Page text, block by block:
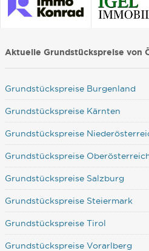
Aktuelle Grundstückspreise von
Grundstückspreise Burgenland
Grundstückspreise Kärnten
Grundstückspreise
Grundstückspreise
Grundstückspreise Salzburg
Grundstückspreise Steiermark
Grundstückspreise Tirol
Grundstückspreise Vorarlberg